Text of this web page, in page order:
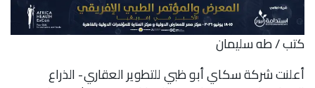
كتب / طه سليمان
أعلنت شركة سكاي أبو ظبي للتطوير العقاري- الذراع